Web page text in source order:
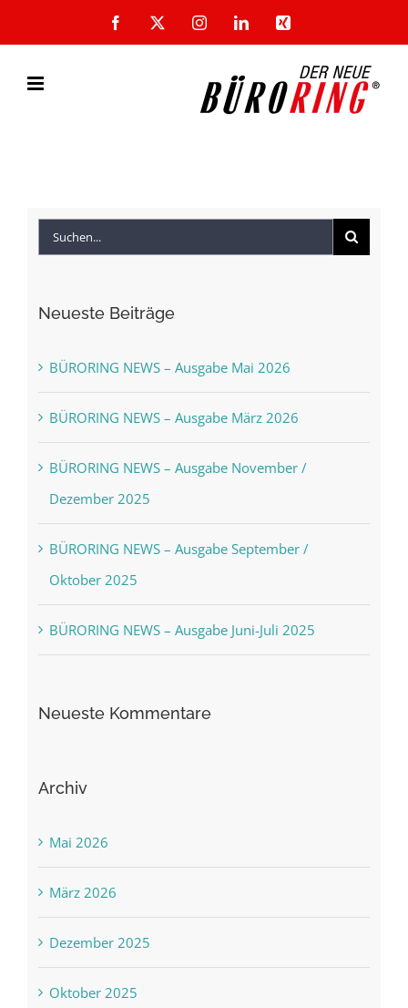
Inhalt
springen
Facebook InstagramLinkedInXing
Suche
Neueste Beiträge
BÜRORING NEWS – Ausgabe Mai 2026
BÜRORING NEWS – Ausgabe März 2026
BÜRORING NEWS – Ausgabe November /
Dezember 2025
BÜRORING NEWS – Ausgabe September /
Oktober 2025
BÜRORING NEWS – Ausgabe Juni-Juli 2025
Neueste Kommentare
Archiv
Mai 2026
März 2026
Dezember 2025
Oktober 2025